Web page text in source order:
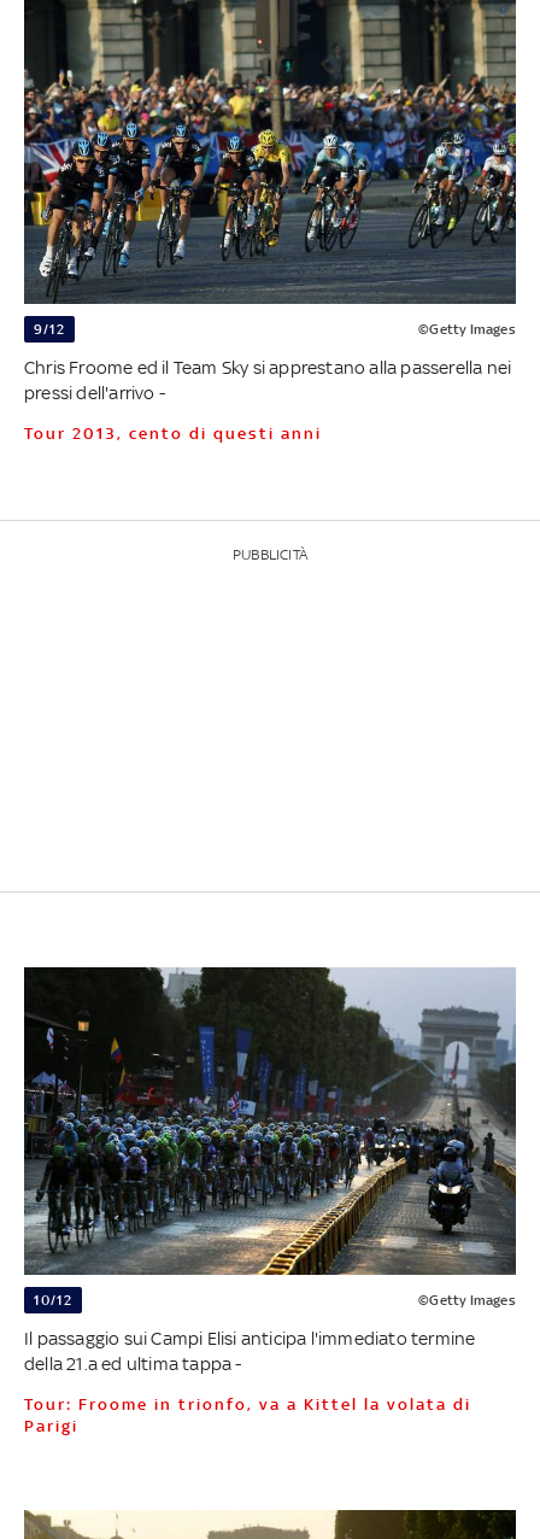
9/12 ©Getty Images
Chris Froome ed il Team Sky si apprestano alla passerella nei
pressi dell'arrivo -
Tour 2013, cento di questi anni
PUBBLICITÀ
10/12 ©Getty Images
Il passaggio sui Campi Elisi anticipa l'immediato termine
della 21.a ed ultima tappa -
Tour: Froome in trionfo, va a Kittel la volata di
Parigi